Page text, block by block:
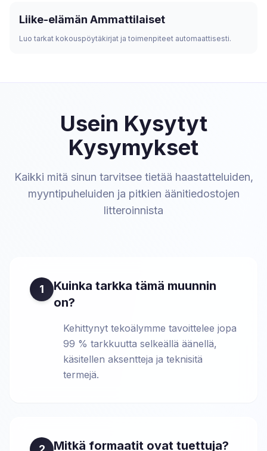
Liike-elämän Ammattilaiset
Luo tarkat kokouspöytäkirjat ja toimenpiteet automaattisesti.
Usein Kysytyt
Kysymykset
Kaikki mitä sinun tarvitsee tietää haastatteluiden,
myyntipuheluiden ja pitkien äänitiedostojen
litteroinnista
1
Kuinka tarkka tämä muunnin
on?
Kehittynyt tekoälymme tavoittelee jopa
99 % tarkkuutta selkeällä äänellä,
käsitellen aksentteja ja teknisitä
termejä.
Mitkä formaatit ovat tuettuja?